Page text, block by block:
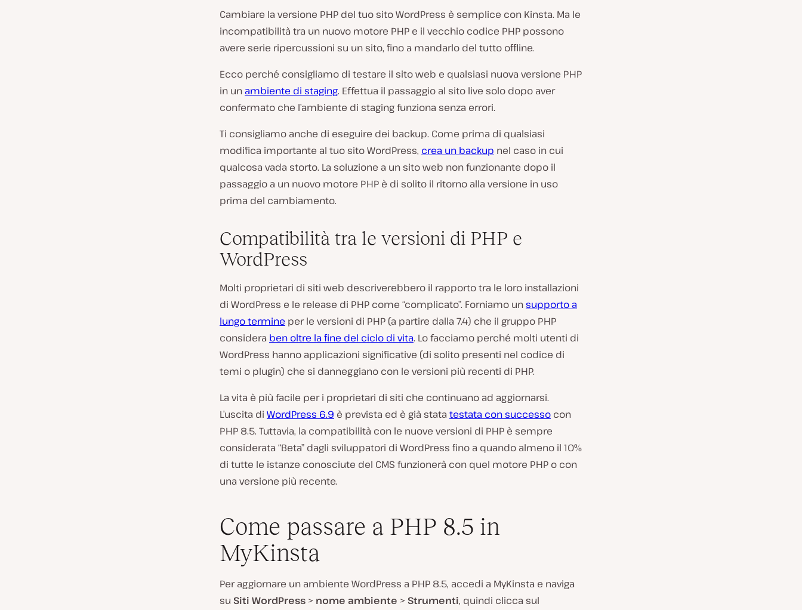
Cambiare la versione PHP del tuo sito WordPress è semplice con Kinsta. Ma le
incompatibilità tra un nuovo motore PHP e il vecchio codice PHP possono
avere serie ripercussioni su un sito, fino a mandarlo del tutto offline.
Ecco perché consigliamo di testare il sito web e qualsiasi nuova versione PHP
in un ambiente di staging. Effettua il passaggio al sito live solo dopo aver
confermato che l’ambiente di staging funziona senza errori.
Ti consigliamo anche di eseguire dei backup. Come prima di qualsiasi
modifica importante al tuo sito WordPress, crea un backup nel caso in cui
qualcosa vada storto. La soluzione a un sito web non funzionante dopo il
passaggio a un nuovo motore PHP è di solito il ritorno alla versione in uso
prima del cambiamento.
Compatibilità tra le versioni di PHP e
WordPress
Molti proprietari di siti web descriverebbero il rapporto tra le loro installazioni
di WordPress e le release di PHP come “complicato”. Forniamo unsupporto a
lungo termine per le versioni di PHP (a partire dalla 7.4) che il gruppo PHP
considera ben oltre la fine del ciclo di vita. Lo facciamo perché molti utenti di
WordPress hanno applicazioni significative (di solito presenti nel codice di
temi o plugin) che si danneggiano con le versioni più recenti di PHP.
La vita è più facile per i proprietari di siti che continuano ad aggiornarsi.
L’uscita di WordPress 6.9 è prevista ed è già stata testata con successo con
PHP 8.5. Tuttavia, la compatibilità con le nuove versioni di PHP è sempre
considerata “Beta” dagli sviluppatori di WordPress fino a quando almeno il 10%
di tutte le istanze conosciute del CMS funzionerà con quel motore PHP o con
una versione più recente.
Come passare a PHP 8.5 in
MyKinsta
Per aggiornare un ambiente WordPress a PHP 8.5, accedi a MyKinsta e naviga
su Siti WordPress > nome ambiente > Strumenti, quindi clicca sul